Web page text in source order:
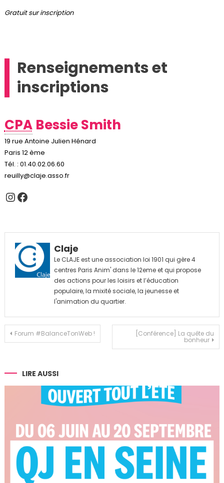
Gratuit sur inscription
Renseignements et
inscriptions
CPABessie Smith
19 rue Antoine Julien Hénard
Paris 12 ème
Tél. : 01.40.02.06.60
reuilly@claje.asso.fr
Instagram
Facebook
Claje
Le CLAJE est une association loi 1901 qui gère 4
centres Paris Anim' dans le 12eme et qui propose
des actions pour les loisirs et l’éducation
populaire, la mixité sociale, la jeunesse et
l'animation du quartier.
Navigation
l’article
Forum #BalanceTonWeb ! [Conférence] La quête du
bonheur
LIRE AUSSI